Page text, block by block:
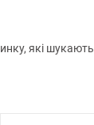
які